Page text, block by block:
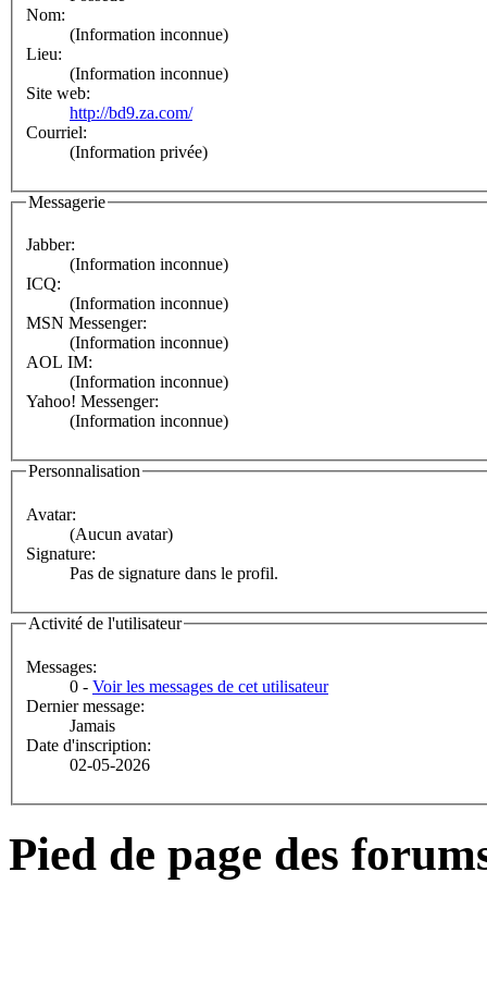
Nom:
(Information inconnue)
Lieu:
(Information inconnue)
Site web:
http://bd9.za.com/
Courriel:
(Information privée)
Messagerie
Jabber:
(Information inconnue)
ICQ:
(Information inconnue)
MSN Messenger:
(Information inconnue)
AOL IM:
(Information inconnue)
Yahoo! Messenger:
(Information inconnue)
Personnalisation
Avatar:
(Aucun avatar)
Signature:
Pas de signature dans le profil.
Activité de l'utilisateur
Messages:
0 - Voir les messages de cet utilisateur
Dernier message:
Jamais
Date d'inscription:
02-05-2026
Pied de page des